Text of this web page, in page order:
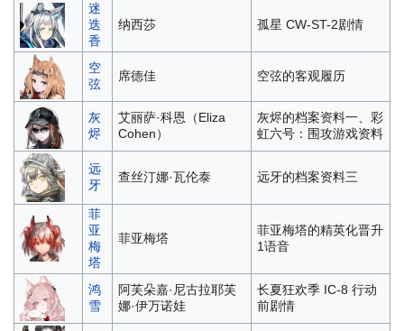
迷
迭
香
纳西莎 孤星 CW-ST-2剧情
空
弦
席德佳 空弦的客观履历
灰
烬
艾丽萨·科恩（Eliza
Cohen）
灰烬的档案资料一、彩
虹六号：围攻游戏资料
远
牙
查丝汀娜·瓦伦泰 远牙的档案资料三
菲
亚
梅
塔
菲亚梅塔
菲亚梅塔的精英化晋升
1语音
鸿
雪
阿芙朵嘉·尼古拉耶芙
娜·伊万诺娃
长夏狂欢季 IC-8 行动
前剧情